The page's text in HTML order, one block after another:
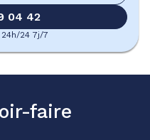
04 42
24 7j/7
faire